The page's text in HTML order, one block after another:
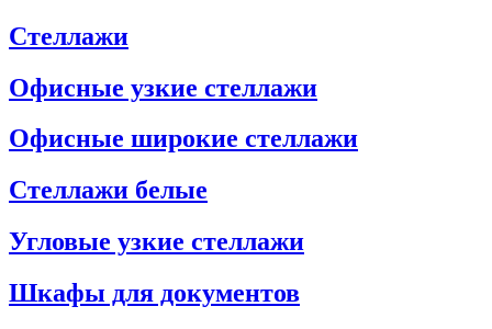
Стеллажи
Офисные узкие стеллажи
Офисные широкие стеллажи
Стеллажи белые
Угловые узкие стеллажи
Шкафы для документов